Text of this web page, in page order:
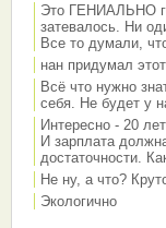
Это ГЕНИАЛЬНО
затевалось. Ни
Все то думали,
нан придумал
Всё что нужно
себя. Не будет у
Интересно - 20
И зарплата
достаточности.
Не ну, а что?
Экологично